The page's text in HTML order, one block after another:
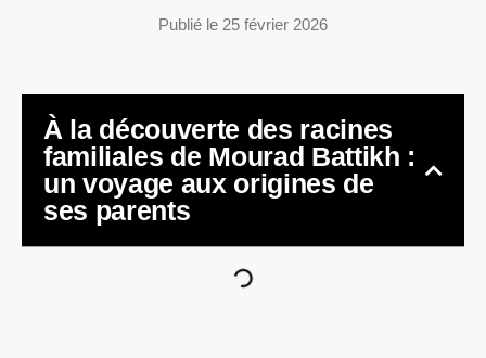
Publié le 25 février 2026
À la découverte des racines
familiales de Mourad Battikh :
un voyage aux origines de
ses parents